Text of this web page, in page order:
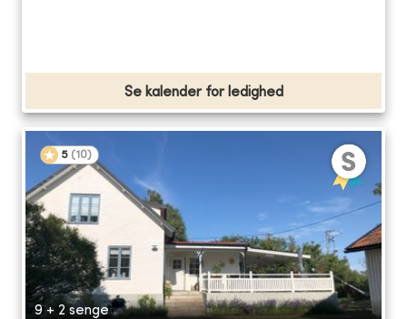
Se kalender for ledighed
5 (10)
9 + 2 senge